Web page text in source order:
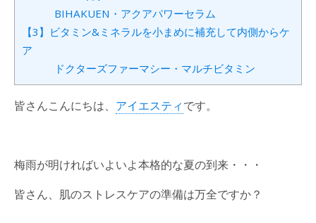
BIHAKUEN・アクアパワーセラム
【3】ビタミン&ミネラルを小まめに補充して内側からケ
ア
ドクターズファーマシー・マルチビタミン
皆さんこんにちは、 アイエスティです。
梅雨が明ければいよいよ本格的な夏の到来・・・
皆さん、肌のストレスケアの準備は万全ですか？